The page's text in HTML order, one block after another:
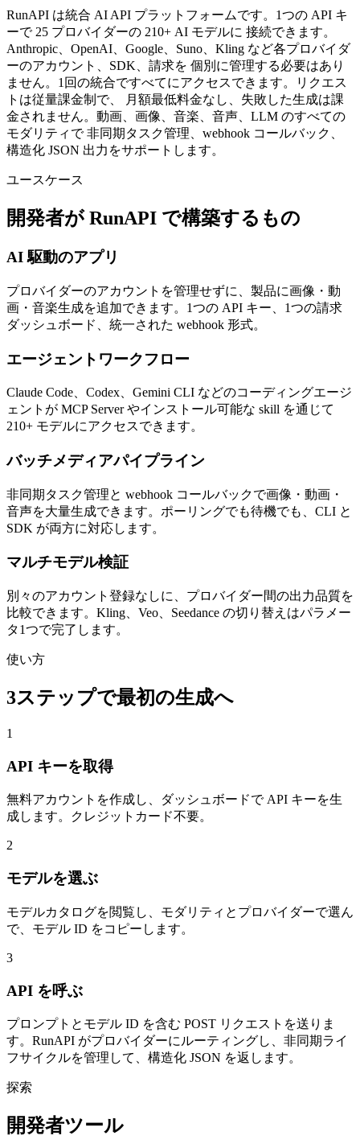
RunAPI は統合 AI API プラットフォームです。1つの API キ
ーで 25 プロバイダーの 210+ AI モデルに 接続できます。
Anthropic、OpenAI、Google、Suno、Kling など各プロバイダ
ーのアカウント、SDK、請求を 個別に管理する必要はあり
ません。1回の統合ですべてにアクセスできます。リクエス
トは従量課金制で、 月額最低料金なし、失敗した生成は課
金されません。動画、画像、音楽、音声、LLM のすべての
モダリティで 非同期タスク管理、webhook コールバック、
構造化 JSON 出力をサポートします。
ユースケース
開発者が RunAPI で構築するもの
AI 駆動のアプリ
プロバイダーのアカウントを管理せずに、製品に画像・動
画・音楽生成を追加できます。1つの API キー、1つの請求
ダッシュボード、統一された webhook 形式。
エージェントワークフロー
Claude Code、Codex、Gemini CLI などのコーディングエージ
ェントが MCP Server やインストール可能な skill を通じて
210+ モデルにアクセスできます。
バッチメディアパイプライン
非同期タスク管理と webhook コールバックで画像・動画・
音声を大量生成できます。ポーリングでも待機でも、CLI と
SDK が両方に対応します。
マルチモデル検証
別々のアカウント登録なしに、プロバイダー間の出力品質を
比較できます。Kling、Veo、Seedance の切り替えはパラメー
タ1つで完了します。
使い方
3ステップで最初の生成へ
1
API キーを取得
無料アカウントを作成し、ダッシュボードで API キーを生
成します。クレジットカード不要。
2
モデルを選ぶ
モデルカタログを閲覧し、モダリティとプロバイダーで選ん
で、モデル ID をコピーします。
3
API を呼ぶ
プロンプトとモデル ID を含む POST リクエストを送りま
す。RunAPI がプロバイダーにルーティングし、非同期ライ
フサイクルを管理して、構造化 JSON を返します。
探索
開発者ツール